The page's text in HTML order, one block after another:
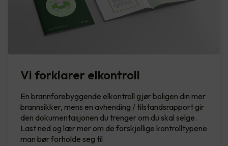
Vi forklarer elkontroll
En brannforebyggende elkontroll gjør boligen din mer
brannsikker, mens en avhending / tilstandsrapport gir
den dokumentasjonen du trenger om du skal selge.
Last ned og lær mer om de forskjellige kontrolltypene
man bør forholde seg til.